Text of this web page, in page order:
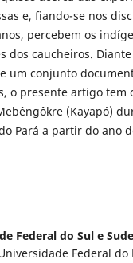
e, fiando-se nos
percebem os
dos caucheiros.
um conjunto
o presente artigo tem
(Kayapó)
Pará a partir do ano
Federal do Sul e
Federal do